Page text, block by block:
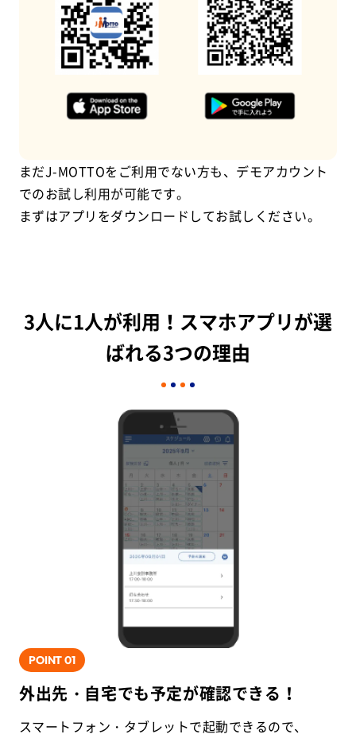
まだJ-MOTTOをご利用でない方も、デモアカウント
でのお試し利用が可能です。
まずはアプリをダウンロードしてお試しください。
3人に1人が利用！スマホアプリが選
ばれる3つの理由
POINT01
外出先・自宅でも予定が確認できる！
スマートフォン・タブレットで起動できるので、